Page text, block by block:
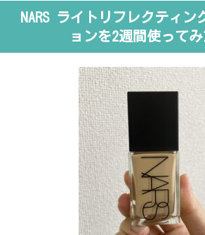
NARS ライトリフレクティン
ョンを2週間使って